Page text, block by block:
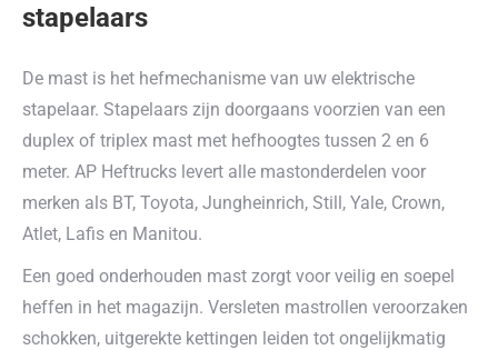
stapelaars
De mast is het hefmechanisme van uw elektrische
stapelaar. Stapelaars zijn doorgaans voorzien van een
duplex of triplex mast met hefhoogtes tussen 2 en 6
meter. AP Heftrucks levert alle mastonderdelen voor
merken als BT, Toyota, Jungheinrich, Still, Yale, Crown,
Atlet, Lafis en Manitou.
Een goed onderhouden mast zorgt voor veilig en soepel
heffen in het magazijn. Versleten mastrollen veroorzaken
schokken, uitgerekte kettingen leiden tot ongelijkmatig